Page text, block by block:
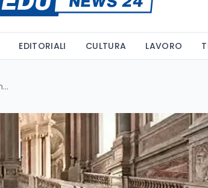
EDITORIALI CULTURA LAVORO
La scuola del patrimonio che porta 12 nazioni africane nei musei italiani